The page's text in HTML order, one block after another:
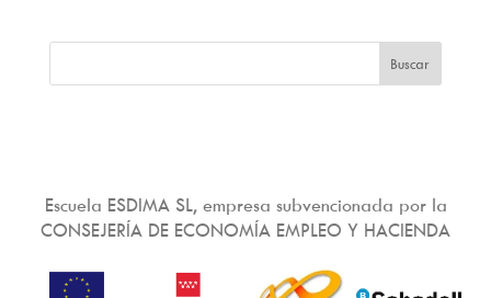
Escuela ESDIMA SL, empresa subvencionada por la
CONSEJERÍA DE ECONOMÍA EMPLEO Y HACIENDA